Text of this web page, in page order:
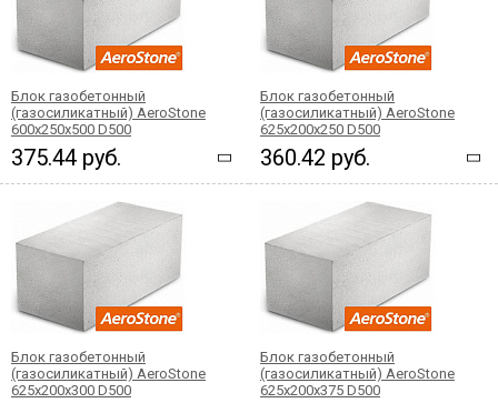
Блок газобетонный
(газосиликатный) AeroStone
600x250x500 D500
375.44 руб.
Блок газобетонный
(газосиликатный) AeroStone
625x200x250 D500
360.42 руб.
Блок газобетонный
(газосиликатный) AeroStone
625x200x300 D500
Блок газобетонный
(газосиликатный) AeroStone
625x200x375 D500